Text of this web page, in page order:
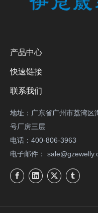
产品中心
快速链接
联系我们
地址：广东省广州市荔湾区
号厂房三层
电话：400-806-3963
电子邮件：